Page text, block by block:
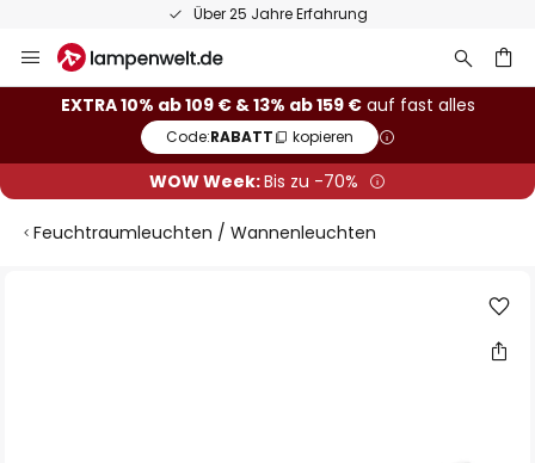
Über 25 Jahre Erfahrung
Inhalt
springen
EXTRA 10% ab 109 € & 13% ab 159 €auf fast alles
Code:RABATT kopieren
WOW Week:Bis zu -70%
Feuchtraumleuchten / Wannenleuchten